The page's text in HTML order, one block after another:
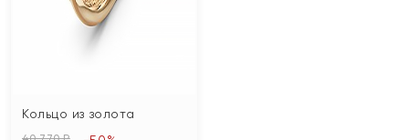
Кольцо из золота